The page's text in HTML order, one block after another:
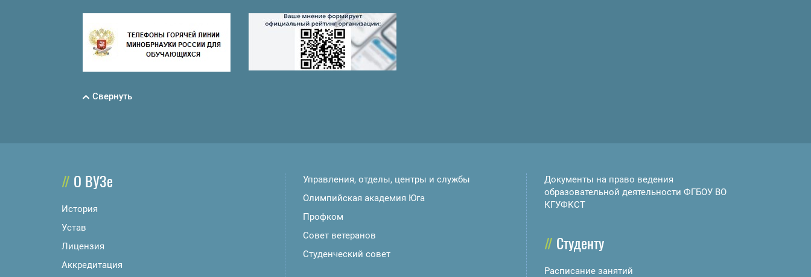
Свернуть
О ВУЗе
История
Устав
Лицензия
Аккредитация
Управления, отделы, центры и службы
Олимпийская академия Юга
Профком
Совет ветеранов
Студенческий совет
Документы на право ведения
образовательной деятельности ФГБОУ ВО
КГУФКСТ
Студенту
Расписание занятий